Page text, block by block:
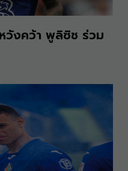
วังคว้า พูลิซิช ร่วม